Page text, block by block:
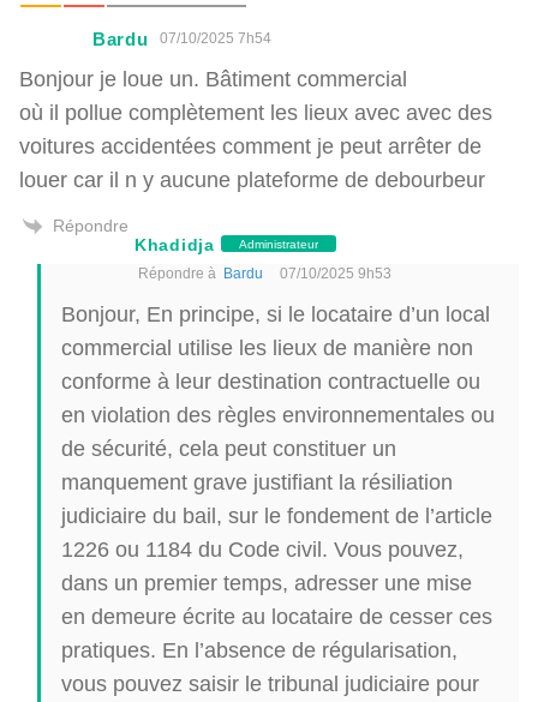
Bardu 07/10/2025 7h54
Bonjour je loue un. Bâtiment commercial
où il pollue complètement les lieux avec avec des
voitures accidentées comment je peut arrêter de
louer car il n y aucune plateforme de debourbeur
Répondre
Khadidja
Administrateur
Répondre à Bardu 07/10/2025 9h53
Bonjour, En principe, si le locataire d’un local
commercial utilise les lieux de manière non
conforme à leur destination contractuelle ou
en violation des règles environnementales ou
de sécurité, cela peut constituer un
manquement grave justifiant la résiliation
judiciaire du bail, sur le fondement de l’article
1226 ou 1184 du Code civil. Vous pouvez,
dans un premier temps, adresser une mise
en demeure écrite au locataire de cesser ces
pratiques. En l’absence de régularisation,
vous pouvez saisir le tribunal judiciaire pour